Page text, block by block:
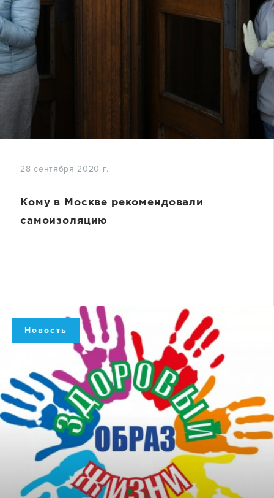
28 сентября 2020 г.
Кому в Москве рекомендовали
самоизоляцию
Новость